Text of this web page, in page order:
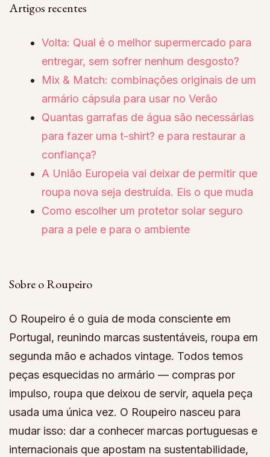
Artigos recentes
Volta: Qual é o melhor supermercado para
entregar, sem sofrer nenhum desgosto?
Mix & Match: combinações originais de um
armário cápsula para usar no Verão
Quantas garrafas de água são necessárias
para fazer uma t-shirt? e para restaurar a
confiança?
A União Europeia vai deixar de permitir que
roupa nova seja destruída. Eis o que muda
Como escolher um protetor solar seguro
para a pele e para o ambiente
Sobre o Roupeiro
O Roupeiro é o guia de moda consciente em
Portugal, reunindo marcas sustentáveis, roupa em
segunda mão e achados vintage. Todos temos
peças esquecidas no armário — compras por
impulso, roupa que deixou de servir, aquela peça
usada uma única vez. O Roupeiro nasceu para
mudar isso: dar a conhecer marcas portuguesas e
internacionais que apostam na sustentabilidade,